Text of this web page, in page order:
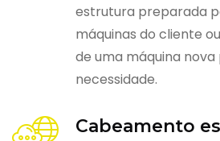
estrutura preparada
máquinas do cliente
de uma máquina
necessidade.
Cabeamento